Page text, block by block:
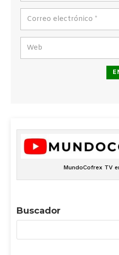
MundoCofrex TV
Buscador